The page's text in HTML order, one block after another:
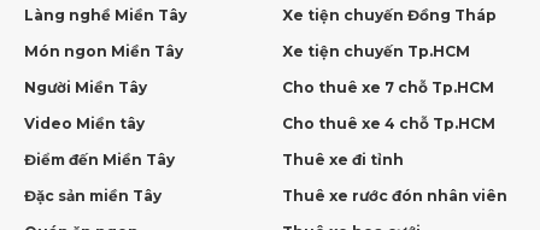
Làng nghề Miền Tây
Món ngon Miền Tây
Người Miền Tây
Video Miền tây
Điểm đến Miền Tây
Đặc sản miền Tây
Xe tiện chuyến Đồng Tháp
Xe tiện chuyến Tp.HCM
Cho thuê xe 7 chỗ Tp.HCM
Cho thuê xe 4 chỗ Tp.HCM
Thuê xe đi tỉnh
Thuê xe rước đón nhân viên